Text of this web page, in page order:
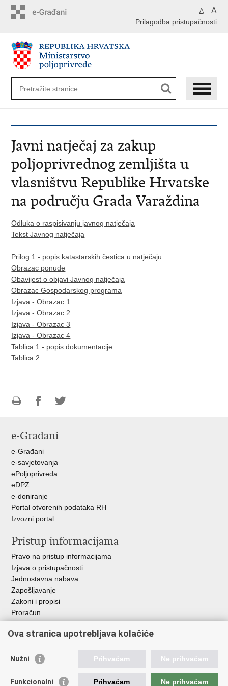
A A
Prilagodba pristupačnosti
Javni natječaj za zakup
poljoprivrednog zemljišta u
vlasništvu Republike Hrvatske
na području Grada Varaždina
Odluka o raspisivanju javnog natječaja
Tekst Javnog natječaja
Prilog 1 - popis katastarskih čestica u natječaju
Obrazac ponude
Obavijest o objavi Javnog natječaja
Obrazac Gospodarskog programa
Izjava - Obrazac 1
Izjava - Obrazac 2
Izjava - Obrazac 3
Izjava - Obrazac 4
Tablica 1 - popis dokumentacije
Tablica 2
FacebookuTwitteru
e-Građani
e-Građani
e-savjetovanja
ePoljoprivreda
eDPZ
e-doniranje
Portal otvorenih podataka RH
Izvozni portal
Pristup informacijama
Pravo na pristup informacijama
Izjava o pristupačnosti
Jednostavna nabava
Zapošljavanje
Zakoni i propisi
Proračun
RH
Važne poveznice
Hrvatska agencija za poljoprivredu i hranu
Ova stranica upotrebljava kolačiće
Nužni Prihvaćam Ne prihvaćam
Funkcionalni Prihvaćam Ne prihvaćam